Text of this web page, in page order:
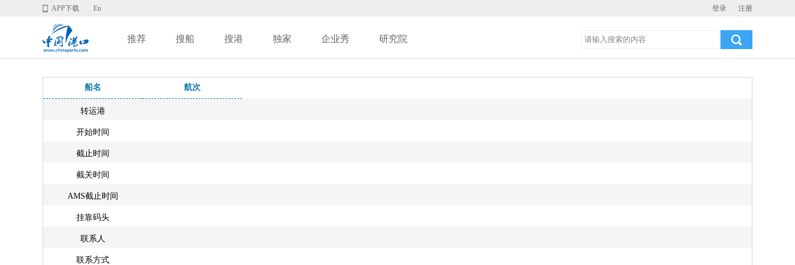
登录 注册
APP下载 En
推荐 搜船 搜港 独家 企业秀 研究院
船名 航次
转运港
开始时间
截止时间
截关时间
AMS截止时间
挂靠码头
联系人
联系方式